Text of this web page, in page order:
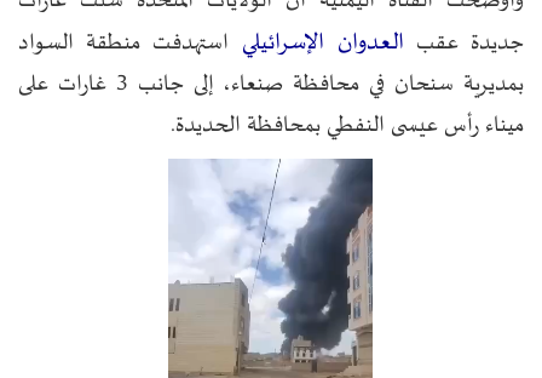
جديدة عقب العدوان الإسرائيلي استهدفت منطقة السواد
بمديرية سنحان في محافظة صنعاء، إلى جانب 3 غارات على
ميناء رأس عيسى النفطي بمحافظة الحديدة.